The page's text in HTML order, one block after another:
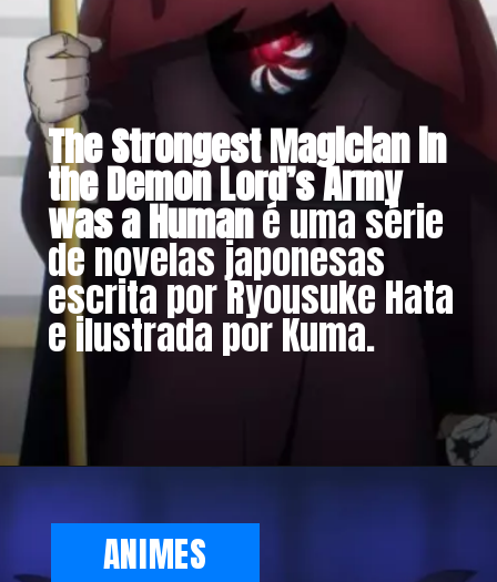
The Strongest Magician in
the Demon Lord’s Army
was a Humané uma série
de novelas japonesas
escrita por Ryousuke Hata
e ilustrada por Kuma.
ANIMES